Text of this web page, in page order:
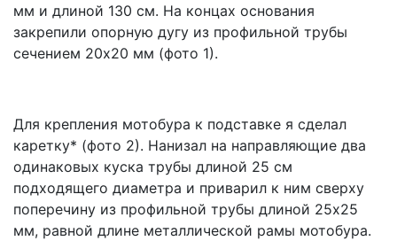
мм и длиной 130 см. На концах основания
закрепили опорную дугу из профильной трубы
сечением 20х20 мм (фото 1).
Для крепления мотобура к подставке я сделал
каретку* (фото 2). Нанизал на направляющие два
одинаковых куска трубы длиной 25 см
подходящего диаметра и приварил к ним сверху
поперечину из профильной трубы длиной 25х25
мм, равной длине металлической рамы мотобура.